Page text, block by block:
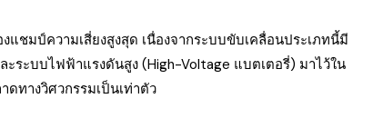
ชมป์ความเสี่ยงสูงสุด เนื่องจากระบบขับเคลื่อนประเภทนี้มี
ะระบบไฟฟ้าแรงดันสูง (High-Voltage แบตเตอรี่) มาไว้ใน
ทางวิศวกรรมเป็นเท่าตัว